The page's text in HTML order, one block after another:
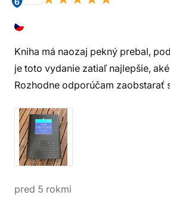
6
Kniha má naozaj pekný prebal,
je toto vydanie zatiaľ najlepšie,
Rozhodne odporúčam zaobstarať
pred 5 rokmi